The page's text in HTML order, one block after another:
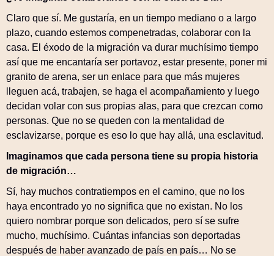
Claro que sí. Me gustaría, en un tiempo mediano o a largo
plazo, cuando estemos compenetradas, colaborar con la
casa. El éxodo de la migración va durar muchísimo tiempo
así que me encantaría ser portavoz, estar presente, poner mi
granito de arena, ser un enlace para que más mujeres
lleguen acá, trabajen, se haga el acompañamiento y luego
decidan volar con sus propias alas, para que crezcan como
personas. Que no se queden con la mentalidad de
esclavizarse, porque es eso lo que hay allá, una esclavitud.
Imaginamos que cada persona tiene su propia historia
de migración…
Sí, hay muchos contratiempos en el camino, que no los
haya encontrado yo no significa que no existan. No los
quiero nombrar porque son delicados, pero sí se sufre
mucho, muchísimo. Cuántas infancias son deportadas
después de haber avanzado de país en país… No se